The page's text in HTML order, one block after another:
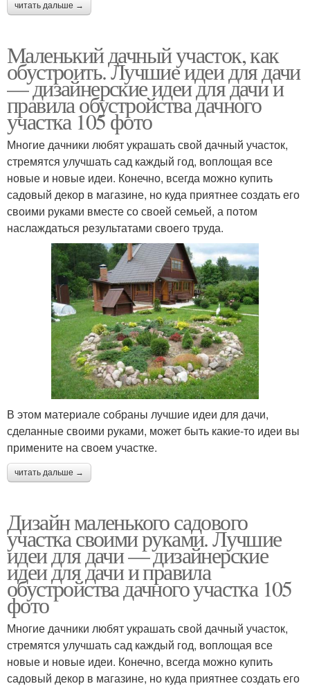
читать дальше →
Маленький дачный участок, как
обустроить. Лучшие идеи для дачи
— дизайнерские идеи для дачи и
правила обустройства дачного
участка 105 фото
Многие дачники любят украшать свой дачный участок,
стремятся улучшать сад каждый год, воплощая все
новые и новые идеи. Конечно, всегда можно купить
садовый декор в магазине, но куда приятнее создать его
своими руками вместе со своей семьей, а потом
наслаждаться результатами своего труда.
В этом материале собраны лучшие идеи для дачи,
сделанные своими руками, может быть какие-то идеи вы
примените на своем участке.
читать дальше →
Дизайн маленького садового
участка своими руками. Лучшие
идеи для дачи — дизайнерские
идеи для дачи и правила
обустройства дачного участка 105
фото
Многие дачники любят украшать свой дачный участок,
стремятся улучшать сад каждый год, воплощая все
новые и новые идеи. Конечно, всегда можно купить
садовый декор в магазине, но куда приятнее создать его